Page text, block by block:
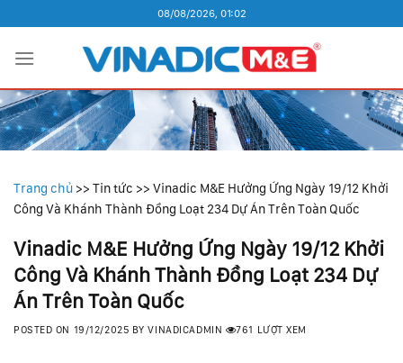
content
08/08/2026, 01:02
Trang chủ >> Tin tức >> Vinadic M&E Hưởng Ứng Ngày 19/12 Khởi
Công Và Khánh Thành Đồng Loạt 234 Dự Án Trên Toàn Quốc
Vinadic M&E Hưởng Ứng Ngày 19/12 Khởi
Công Và Khánh Thành Đồng Loạt 234 Dự
Án Trên Toàn Quốc
POSTED ON 19/12/2025 BYVINADICADMIN 761 LƯỢT XEM